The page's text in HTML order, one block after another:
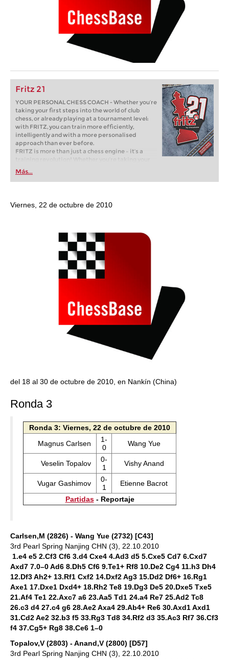
Fritz 21
YOUR PERSONAL CHESS COACH - Whether you’re
taking your first steps into the world of club
chess, or already playing at a tournament level:
with FRITZ, you can train more efficiently,
intelligently and with a more personalised
approach than ever before.
FRITZ is more than just a chess engine – it’s a
training revolution! Whether you’re taking your
first steps into the world of club chess, or already
playing at a tournament level: with FRITZ, you can
train more efficiently, intelligently and with a
Más...
Viernes, 22 de octubre de 2010
del 18 al 30 de octubre de 2010, en Nankín (China)
Ronda 3
Ronda 3: Viernes, 22 de octubre de 2010
Magnus Carlsen
1-
0
Wang Yue
Veselin Topalov
0-
1
Vishy Anand
Vugar Gashimov
0-
1
Etienne Bacrot
Partidas- Reportaje
Carlsen,M (2826) - Wang Yue (2732) [C43]
3rd Pearl Spring Nanjing CHN (3), 22.10.2010
1.e4 e5 2.Cf3 Cf6 3.d4 Cxe4 4.Ad3 d5 5.Cxe5 Cd7 6.Cxd7
Axd7 7.0–0 Ad6 8.Dh5 Cf6 9.Te1+ Rf8 10.De2 Cg4 11.h3 Dh4
12.Df3 Ah2+ 13.Rf1 Cxf2 14.Dxf2 Ag3 15.Dd2 Df6+ 16.Rg1
Axe1 17.Dxe1 Dxd4+ 18.Rh2 Te8 19.Dg3 De5 20.Dxe5 Txe5
21.Af4 Te1 22.Axc7 a6 23.Aa5 Td1 24.a4 Re7 25.Ad2 Tc8
26.c3 d4 27.c4 g6 28.Ae2 Axa4 29.Ab4+ Re6 30.Axd1 Axd1
31.Cd2 Ae2 32.b3 f5 33.Rg3 Td8 34.Rf2 d3 35.Ac3 Rf7 36.Cf3
f4 37.Cg5+ Rg8 38.Ce6 1–0
Topalov,V (2803) - Anand,V (2800) [D57]
3rd Pearl Spring Nanjing CHN (3), 22.10.2010